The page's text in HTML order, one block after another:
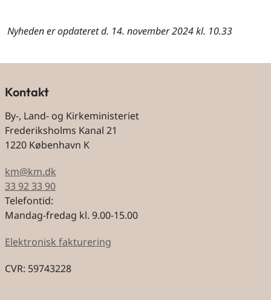
Nyheden er opdateret d. 14. november 2024 kl. 10.33
Kontakt
By-, Land- og Kirkeministeriet
Frederiksholms Kanal 21
1220 København K
km@km.dk
33 92 33 90
Telefontid:
Mandag-fredag kl. 9.00-15.00
Elektronisk fakturering
CVR: 59743228